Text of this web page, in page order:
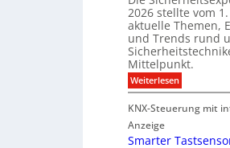
r
b
e
i
M
D
f
r
ü
h
e
s
t
e
k
a
b
a
e
r
ö
f
n
2026 stellte vom
aktuelle Themen,
und Trends rund
Mittelpunkt.
Weiterlesen:
S
c
e
KNX-Steuerung mit
Anzeige
Smarter